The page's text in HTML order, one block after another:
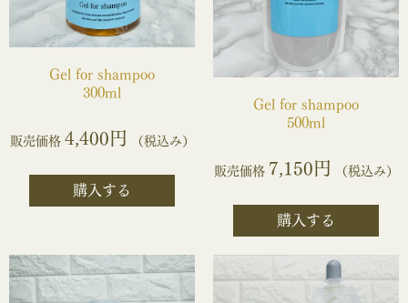
Gel for shampoo
300ml
販売価格 4,400円 （税込み）
購入する
Gel for shampoo
500ml
販売価格 7,150円 （税込み）
購入する